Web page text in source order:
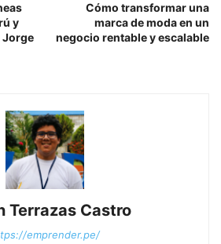
y
Jorge
Cómo transformar una
marca de moda en un
negocio rentable y escalable
Terrazas Castro
emprender.pe/